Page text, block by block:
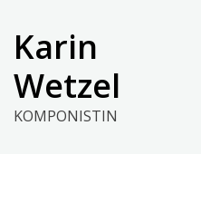
content
Karin
Wetzel
KOMPONISTIN